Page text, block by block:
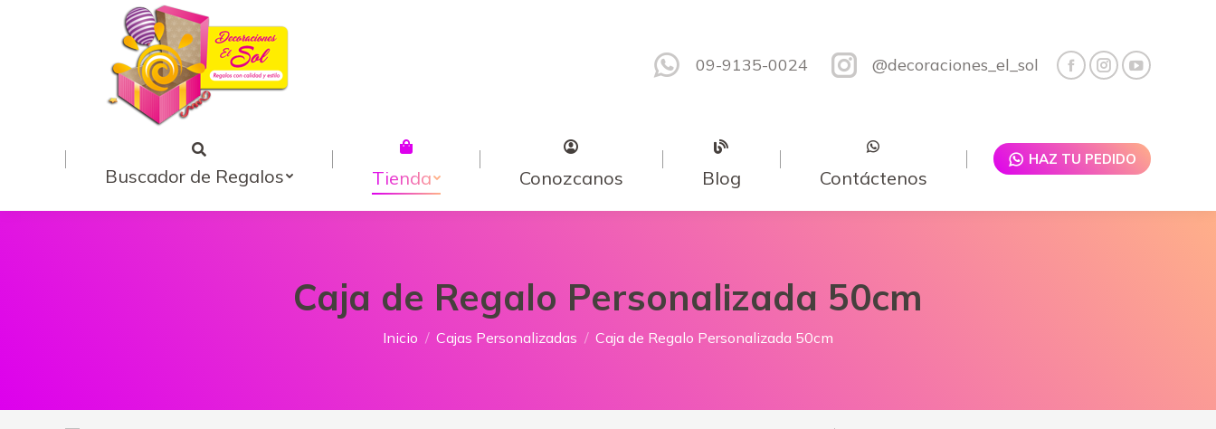
09-9135-0024 @decoraciones_el_sol
Buscador de Regalos Tienda Conozcanos Blog Contáctenos
HAZ TU PEDIDO
Caja de Regalo Personalizada 50cm
Estás aquí:
Inicio Cajas Personalizadas Caja de Regalo Personalizada 50cm